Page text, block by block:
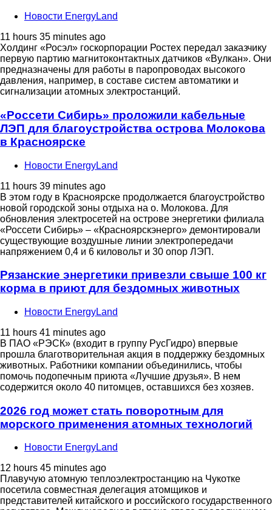
Новости EnergyLand
11 hours 35 minutes ago
Холдинг «Росэл» госкорпорации Ростех передал заказчику
первую партию магнитоконтактных датчиков «Вулкан». Они
предназначены для работы в паропроводах высокого
давления, например, в составе систем автоматики и
сигнализации атомных электростанций.
«Россети Сибирь» проложили кабельные
ЛЭП для благоустройства острова Молокова
в Красноярске
Новости EnergyLand
11 hours 39 minutes ago
В этом году в Красноярске продолжается благоустройство
новой городской зоны отдыха на о. Молокова. Для
обновления электросетей на острове энергетики филиала
«Россети Сибирь» – «Красноярскэнерго» демонтировали
существующие воздушные линии электропередачи
напряжением 0,4 и 6 киловольт и 30 опор ЛЭП.
Рязанские энергетики привезли свыше 100 кг
корма в приют для бездомных животных
Новости EnergyLand
11 hours 41 minutes ago
В ПАО «РЭСК» (входит в группу РусГидро) впервые
прошла благотворительная акция в поддержку бездомных
животных. Работники компании объединились, чтобы
помочь подопечным приюта «Лучшие друзья». В нем
содержится около 40 питомцев, оставшихся без хозяев.
2026 год может стать поворотным для
морского применения атомных технологий
Новости EnergyLand
12 hours 45 minutes ago
Плавучую атомную теплоэлектростанцию на Чукотке
посетила совместная делегация атомщиков и
представителей китайского и российского государственного